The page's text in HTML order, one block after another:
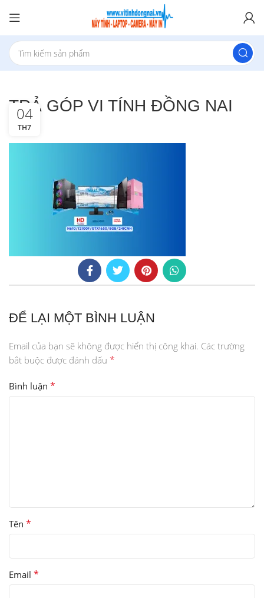
TRẢ GÓP VI TÍNH ĐỒNG NAI
04
TH7
ĐỂ LẠI MỘT BÌNH LUẬN
Email của bạn sẽ không được hiển thị công khai. Các trường
bắt buộc được đánh dấu *
Bình luận *
Tên *
Email *